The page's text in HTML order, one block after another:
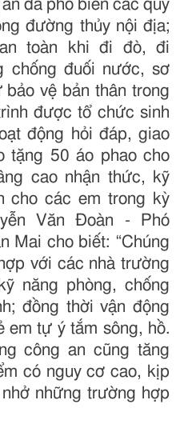
đã phổ biến các quy
đường thủy nội địa;
toàn khi đi đò, đi
chống đuối nước, sơ
vệ bản thân trong
được tổ chức sinh
động hỏi đáp, giao
tặng 50 áo phao cho
cao nhận thức, kỹ
cho các em trong kỳ
Văn Đoàn - Phó
Mai cho biết: “Chúng
với các nhà trường
năng phòng, chống
đồng thời vận động
em tự ý tắm sông, hồ.
công an cũng tăng
có nguy cơ cao, kịp
những trường hợp